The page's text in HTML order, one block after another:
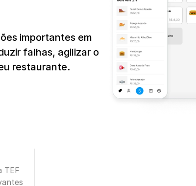
importantes em
falhas, agilizar o
restaurante.
TEF